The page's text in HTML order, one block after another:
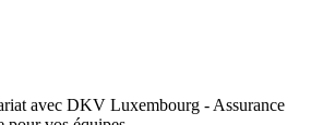
avec DKV Luxembourg - Assurance